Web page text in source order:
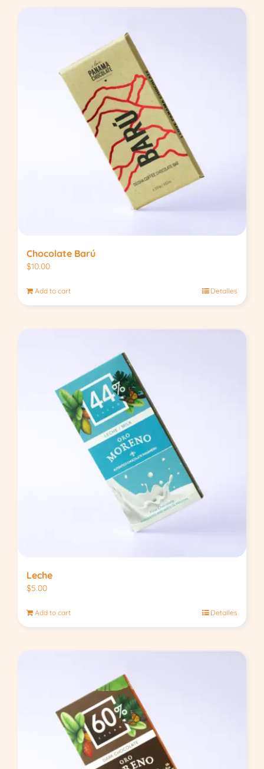
Chocolate Barú
$10.00
Add to cart Detalles
Leche
$5.00
Add to cart Detalles